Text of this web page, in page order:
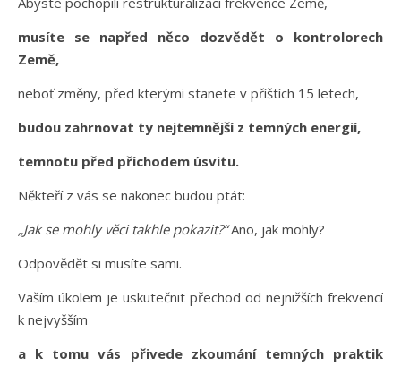
musíte se napřed něco dozvědět o kontrolorech
Země,
neboť změny, před kterými stanete v příštích 15 letech,
budou zahrnovat ty nejtemnější z temných energií,
temnotu před příchodem úsvitu.
Někteří z vás se nakonec budou ptát:
„Jak se mohly věci takhle pokazit?“Ano, jak mohly?
Odpovědět si musíte sami.
Vaším úkolem je uskutečnit přechod od nejnižších frekvencí
k nejvyšším
a k tomu vás přivede zkoumání temných praktik